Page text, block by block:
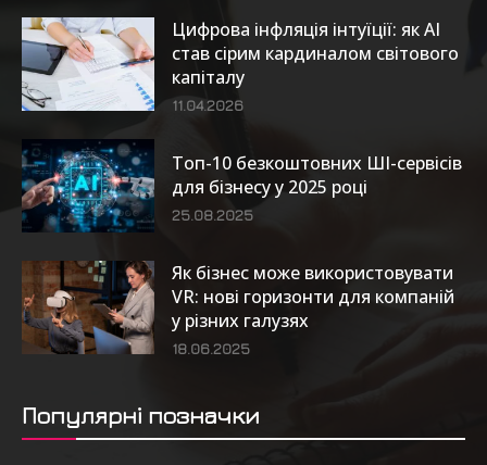
Цифрова інфляція інтуїції: як AI
став сірим кардиналом світового
капіталу
11.04.2026
Топ-10 безкоштовних ШІ-сервісів
для бізнесу у 2025 році
25.08.2025
Як бізнес може використовувати
VR: нові горизонти для компаній
у різних галузях
18.06.2025
Популярні позначки